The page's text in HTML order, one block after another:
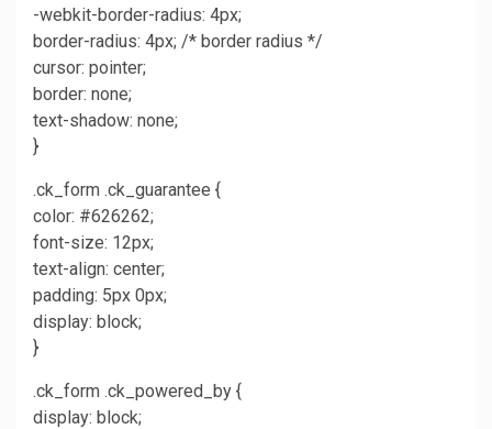
-webkit-border-radius: 4px;
border-radius: 4px; /* border radius */
cursor: pointer;
border: none;
text-shadow: none;
}
.ck_form .ck_guarantee {
color: #626262;
font-size: 12px;
text-align: center;
padding: 5px 0px;
display: block;
}
.ck_form .ck_powered_by {
display: block;